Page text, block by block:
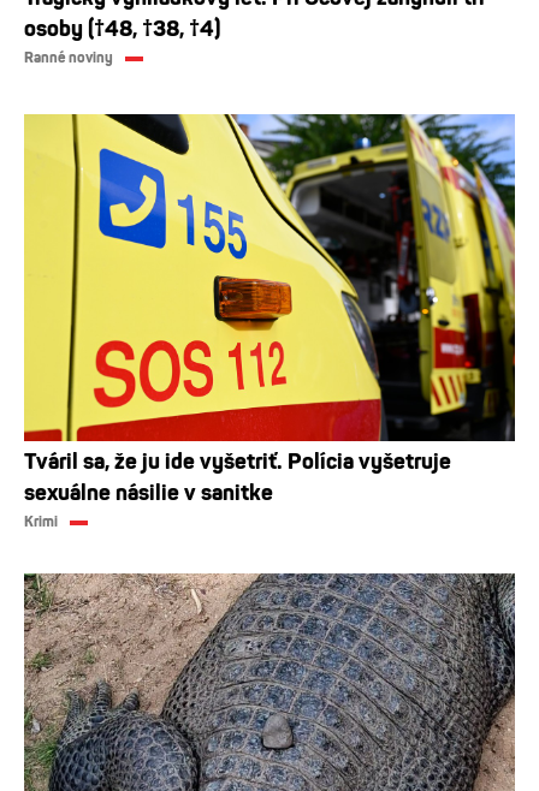
osoby (†48, †38, †4)
Ranné noviny
Tváril sa, že ju ide vyšetriť. Polícia vyšetruje
sexuálne násilie v sanitke
Krimi